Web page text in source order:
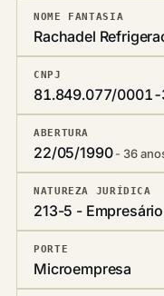
NOME FANTASIA
Rachadel
CNPJ
81.849.077/0001-
ABERTURA
22/05/1990 36
NATUREZA JURÍDICA
213-5 -
PORTE
Microempresa